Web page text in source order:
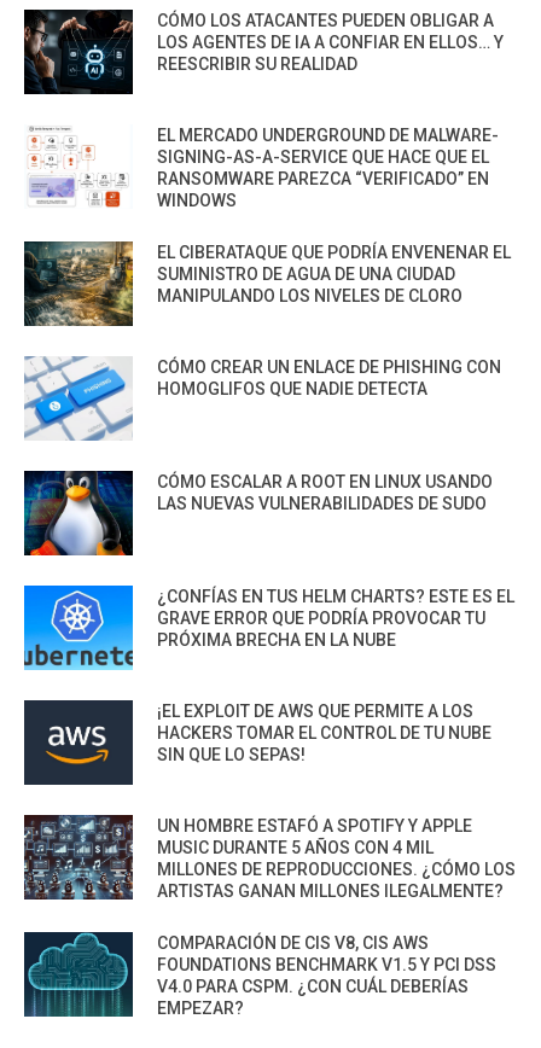
CÓMO LOS ATACANTES PUEDEN OBLIGAR A
LOS AGENTES DE IA A CONFIAR EN ELLOS… Y
REESCRIBIR SU REALIDAD
EL MERCADO UNDERGROUND DE MALWARE-
SIGNING-AS-A-SERVICE QUE HACE QUE EL
RANSOMWARE PAREZCA “VERIFICADO” EN
WINDOWS
EL CIBERATAQUE QUE PODRÍA ENVENENAR EL
SUMINISTRO DE AGUA DE UNA CIUDAD
MANIPULANDO LOS NIVELES DE CLORO
CÓMO CREAR UN ENLACE DE PHISHING CON
HOMOGLIFOS QUE NADIE DETECTA
CÓMO ESCALAR A ROOT EN LINUX USANDO
LAS NUEVAS VULNERABILIDADES DE SUDO
¿CONFÍAS EN TUS HELM CHARTS? ESTE ES EL
GRAVE ERROR QUE PODRÍA PROVOCAR TU
PRÓXIMA BRECHA EN LA NUBE
¡EL EXPLOIT DE AWS QUE PERMITE A LOS
HACKERS TOMAR EL CONTROL DE TU NUBE
SIN QUE LO SEPAS!
UN HOMBRE ESTAFÓ A SPOTIFY Y APPLE
MUSIC DURANTE 5 AÑOS CON 4 MIL
MILLONES DE REPRODUCCIONES. ¿CÓMO LOS
ARTISTAS GANAN MILLONES ILEGALMENTE?
COMPARACIÓN DE CIS V8, CIS AWS
FOUNDATIONS BENCHMARK V1.5 Y PCI DSS
V4.0 PARA CSPM. ¿CON CUÁL DEBERÍAS
EMPEZAR?